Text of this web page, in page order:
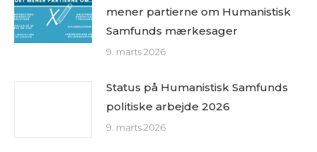
mener partierne om Humanistisk
Samfunds mærkesager
9. marts 2026
Status på Humanistisk Samfunds
politiske arbejde 2026
9. marts 2026